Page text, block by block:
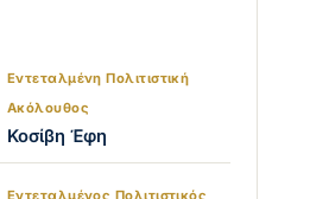
Εντεταλμένη Πολιτιστική
Ακόλουθος
Κοσίβη Έφη